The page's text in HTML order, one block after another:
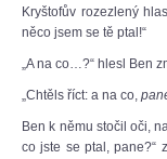
Kryštofův rozezlený
něco jsem se tě ptal!“
„A na co…?“ hlesl Ben
„Chtěls říct: a na co,
Ben k němu stočil oči,
co jste se ptal, pane?“